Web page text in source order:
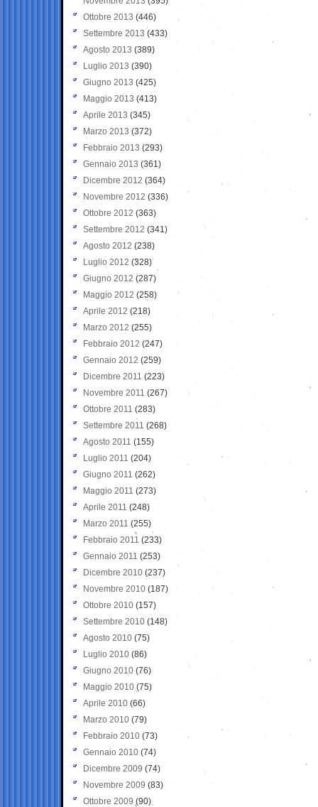
Ottobre 2013 (446)
Settembre 2013 (433)
Agosto 2013 (389)
Luglio 2013 (390)
Giugno 2013 (425)
Maggio 2013 (413)
Aprile 2013 (345)
Marzo 2013 (372)
Febbraio 2013 (293)
Gennaio 2013 (361)
Dicembre 2012 (364)
Novembre 2012 (336)
Ottobre 2012 (363)
Settembre 2012 (341)
Agosto 2012 (238)
Luglio 2012 (328)
Giugno 2012 (287)
Maggio 2012 (258)
Aprile 2012 (218)
Marzo 2012 (255)
Febbraio 2012 (247)
Gennaio 2012 (259)
Dicembre 2011 (223)
Novembre 2011 (267)
Ottobre 2011 (283)
Settembre 2011 (268)
Agosto 2011 (155)
Luglio 2011 (204)
Giugno 2011 (262)
Maggio 2011 (273)
Aprile 2011 (248)
Marzo 2011 (255)
Febbraio 2011 (233)
Gennaio 2011 (253)
Dicembre 2010 (237)
Novembre 2010 (187)
Ottobre 2010 (157)
Settembre 2010 (148)
Agosto 2010 (75)
Luglio 2010 (86)
Giugno 2010 (76)
Maggio 2010 (75)
Aprile 2010 (66)
Marzo 2010 (79)
Febbraio 2010 (73)
Gennaio 2010 (74)
Dicembre 2009 (74)
Novembre 2009 (83)
Ottobre 2009 (90)